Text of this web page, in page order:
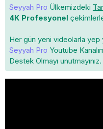
Seyyah Pro Ülkemizdeki
4K Profesyonel
Her gün yeni videolarla yep
Seyyah Pro Youtube
Destek Olmayı unutmayınız.